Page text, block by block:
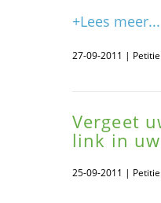
+Lees meer...
27-09-2011 | Petitie
Vergeet
link in
25-09-2011 | Petitie